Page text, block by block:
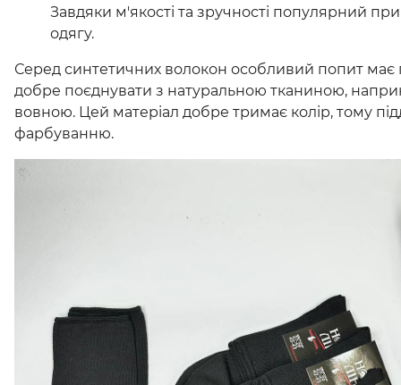
Завдяки м'якості та зручності популярний
одягу.
Серед синтетичних волокон особливий попит має
добре поєднувати з натуральною тканиною,
вовною. Цей матеріал добре тримає колір, тому
фарбуванню.